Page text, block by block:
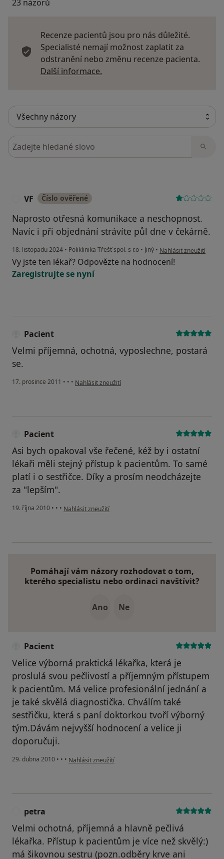
23 názorů
Recenze pacientů jsou pro nás důležité.
Specialisté nemají možnost zaplatit za
odstranění nebo změnu recenze pacienta.
Další informace.
Hledejte v názorech
VF Číslo ověřené
Naprosto otřesná komunikace a neschopnost.
Navíc i při objednání strávíte půl dne v čekárně.
18. listopadu 2024 • Poliklinika Třešť spol. s r.o • Jiný • podle názoru uživatele
Nahlásit zneužití
Vy jste ten lékař? Odpovězte na hodnocení!
Zaregistrujte se nyní
Pacient
Velmi příjemná, ochotná, vyposlechne, postará
se.
17. prosince 2011 • • • podle názoru uživatele Pacient
Nahlásit zneužití
Pacient
Asi bych opakoval vše řečené, kéž by i ostatní
lékaři měli stejný přístup k pacientům. To samé
platí i o sestřičce. Díky a prosím neodcházejte
za "lepším".
19. října 2010 • • • podle názoru uživatele Pacient
Nahlásit zneužití
Pomáhají vám názory rozhodovat o tom,
kterého specialistu nebo ordinaci navštívit?
Ano Ne
Pacient
Velice výborná praktická lékařka, která je
proslulá svou pečlivostí a příjemným přístupem
k pacientům. Má velice profesionální jednání a
je také skvělá diagnostička. Chválím také
sestřičku, která s paní doktorkou tvoří výborný
tým.Dávám nejvyšší hodnocení a velice ji
doporučuji.
29. dubna 2010 • • • podle názoru uživatele Pacient
Nahlásit zneužití
petra
Velmi ochotná, příjemná a hlavně pečlivá
lékařka. Přístup k pacientům je více než skvělý:)
má šikovnou sestru (pozn.odběry krve ani